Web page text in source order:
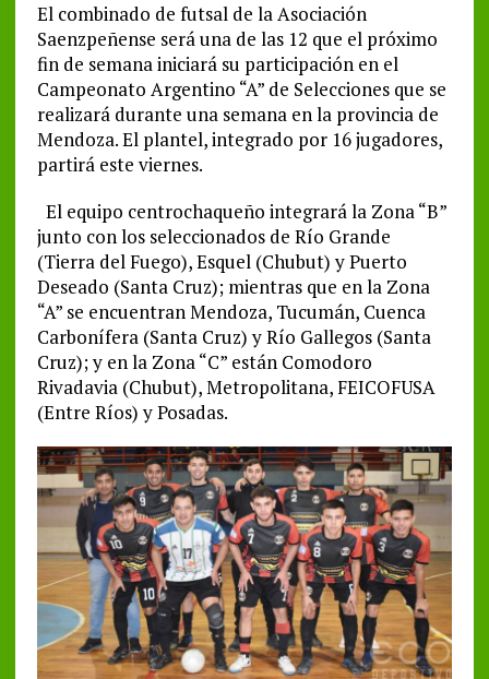
El combinado de futsal de la Asociación
Saenzpeñense será una de las 12 que el próximo
fin de semana iniciará su participación en el
Campeonato Argentino “A” de Selecciones que se
realizará durante una semana en la provincia de
Mendoza. El plantel, integrado por 16 jugadores,
partirá este viernes.
El equipo centrochaqueño integrará la Zona “B”
junto con los seleccionados de Río Grande
(Tierra del Fuego), Esquel (Chubut) y Puerto
Deseado (Santa Cruz); mientras que en la Zona
“A” se encuentran Mendoza, Tucumán, Cuenca
Carbonífera (Santa Cruz) y Río Gallegos (Santa
Cruz); y en la Zona “C” están Comodoro
Rivadavia (Chubut), Metropolitana, FEICOFUSA
(Entre Ríos) y Posadas.